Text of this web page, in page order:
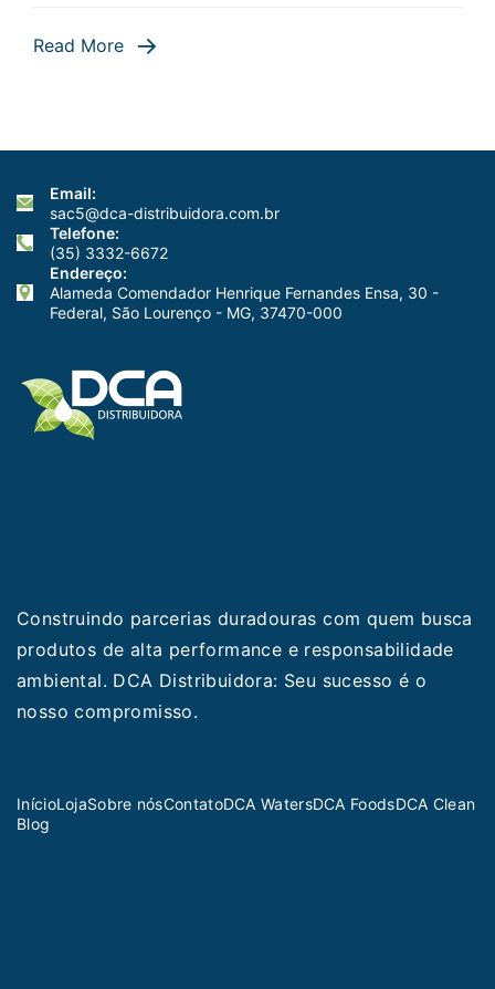
Read More
Email:
sac5@dca-distribuidora.com.br
Telefone:
(35) 3332-6672
Endereço:
Alameda Comendador Henrique Fernandes Ensa, 30 -
Federal, São Lourenço - MG, 37470-000
Construindo parcerias duradouras com quem busca
produtos de alta performance e responsabilidade
ambiental. DCA Distribuidora: Seu sucesso é o
nosso compromisso.
InícioLojaSobre nósContatoDCA WatersDCA FoodsDCA Clean
Blog